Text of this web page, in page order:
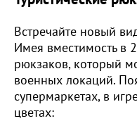
Встречайте новый
Имея вместимость в
рюкзаков, который
военных локаций.
супермаркетах, в
цветах: